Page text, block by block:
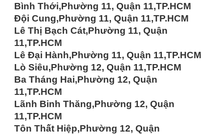
Bình Thới,Phường 11, Quận 11,TP.HCM
Đội Cung,Phường 11, Quận 11,TP.HCM
Lê Thị Bạch Cát,Phường 11, Quận
11,TP.HCM
Lê Đại Hành,Phường 11, Quận 11,TP.HCM
Lò Siêu,Phường 12, Quận 11,TP.HCM
Ba Tháng Hai,Phường 12, Quận
11,TP.HCM
Lãnh Binh Thăng,Phường 12, Quận
11,TP.HCM
Tôn Thất Hiệp,Phường 12, Quận